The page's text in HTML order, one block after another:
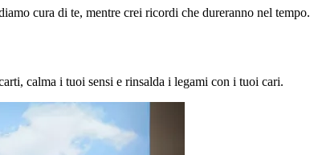
cura di te, mentre crei ricordi che dureranno nel tempo.
calma i tuoi sensi e rinsalda i legami con i tuoi cari.